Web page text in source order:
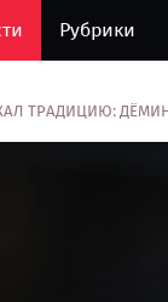
Рубрики
ТРАДИЦИЮ: